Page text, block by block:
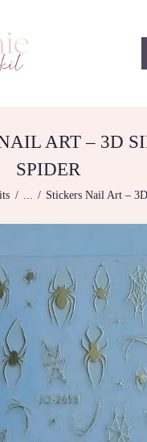
ART – 3D
SPIDER
... Stickers Nail Art –
ANAÏS
Formation et shop Indigo
NOUS